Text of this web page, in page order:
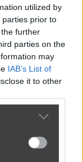
utilized by
parties prior to
further
parties on the
may
IAB’s List of
it to other
Udostępnij